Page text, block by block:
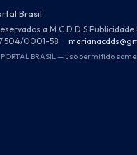
Brasil
a M.C.D.D.S
0001-58 ·
BRASIL — uso permitido